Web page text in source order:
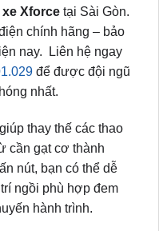
nay. Liên hệ ngay
để được đội ngũ
nhất.
thay thế các thao
nút, bạn có thể dễ
ngồi phù hợp đem
hành trình.
Cấp Ghế Chỉnh